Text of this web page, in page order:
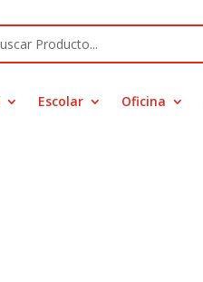
Escolar Oficina